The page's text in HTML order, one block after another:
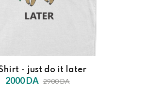
Shirt - just do it later
2000 DA 2900 DA